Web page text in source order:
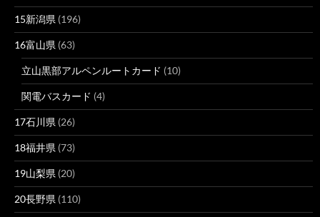
15新潟県 (196)
16富山県 (63)
立山黒部アルペンルートカード (10)
関電バスカード (4)
17石川県 (26)
18福井県 (73)
19山梨県 (20)
20長野県 (110)